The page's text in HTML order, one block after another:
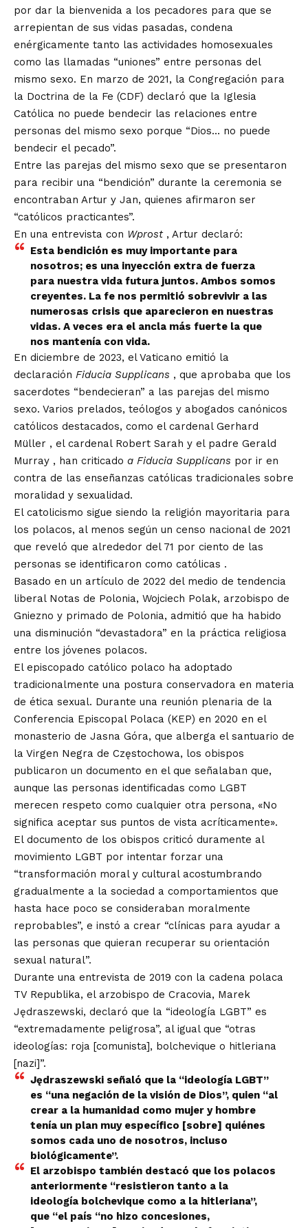
por dar la bienvenida a los pecadores para que se
arrepientan de sus vidas pasadas, condena
enérgicamente tanto las actividades homosexuales
como las llamadas “uniones” entre personas del
mismo sexo. En marzo de 2021, la Congregación para
la Doctrina de la Fe (CDF) declaró que la Iglesia
Católica no puede bendecir las relaciones entre
personas del mismo sexo porque “Dios… no puede
bendecir el pecado”.
Entre las parejas del mismo sexo que se presentaron
para recibir una “bendición” durante la ceremonia se
encontraban Artur y Jan, quienes afirmaron ser
“católicos practicantes”.
En una entrevista con Wprost, Artur declaró:
Esta bendición es muy importante para
nosotros; es una inyección extra de fuerza
para nuestra vida futura juntos. Ambos somos
creyentes. La fe nos permitió sobrevivir a las
numerosas crisis que aparecieron en nuestras
vidas. A veces era el ancla más fuerte la que
nos mantenía con vida.
En diciembre de 2023, el Vaticano emitió la
declaración Fiducia Supplicans , que aprobaba que los
sacerdotes “bendecieran” a las parejas del mismo
sexo. Varios prelados, teólogos y abogados canónicos
católicos destacados, como el cardenal Gerhard
Müller , el cardenal Robert Sarah y el padre Gerald
Murray , han criticado a Fiducia Supplicans por ir en
contra de las enseñanzas católicas tradicionales sobre
moralidad y sexualidad.
El catolicismo sigue siendo la religión mayoritaria para
los polacos, al menos según un censo nacional de 2021
que reveló que alrededor del 71 por ciento de las
personas se identificaron como católicas .
Basado en un artículo de 2022 del medio de tendencia
liberal Notas de Polonia, Wojciech Polak, arzobispo de
Gniezno y primado de Polonia, admitió que ha habido
una disminución “devastadora” en la práctica religiosa
entre los jóvenes polacos.
El episcopado católico polaco ha adoptado
tradicionalmente una postura conservadora en materia
de ética sexual. Durante una reunión plenaria de la
Conferencia Episcopal Polaca (KEP) en 2020 en el
monasterio de Jasna Góra, que alberga el santuario de
la Virgen Negra de Częstochowa, los obispos
publicaron un documento en el que señalaban que,
aunque las personas identificadas como LGBT
merecen respeto como cualquier otra persona, «No
significa aceptar sus puntos de vista acríticamente».
El documento de los obispos criticó duramente al
movimiento LGBT por intentar forzar una
“transformación moral y cultural acostumbrando
gradualmente a la sociedad a comportamientos que
hasta hace poco se consideraban moralmente
reprobables”, e instó a crear “clínicas para ayudar a
las personas que quieran recuperar su orientación
sexual natural”.
Durante una entrevista de 2019 con la cadena polaca
TV Republika, el arzobispo de Cracovia, Marek
Jędraszewski, declaró que la “ideología LGBT” es
“extremadamente peligrosa”, al igual que “otras
ideologías: roja [comunista], bolchevique o hitleriana
[nazi]”.
Jędraszewski señaló que la “ideología LGBT”
es “una negación de la visión de Dios”, quien “al
crear a la humanidad como mujer y hombre
tenía un plan muy específico [sobre] quiénes
somos cada uno de nosotros, incluso
biológicamente”.
El arzobispo también destacó que los polacos
anteriormente “resistieron tanto a la
ideología bolchevique como a la hitleriana”,
que “el país “no hizo concesiones,